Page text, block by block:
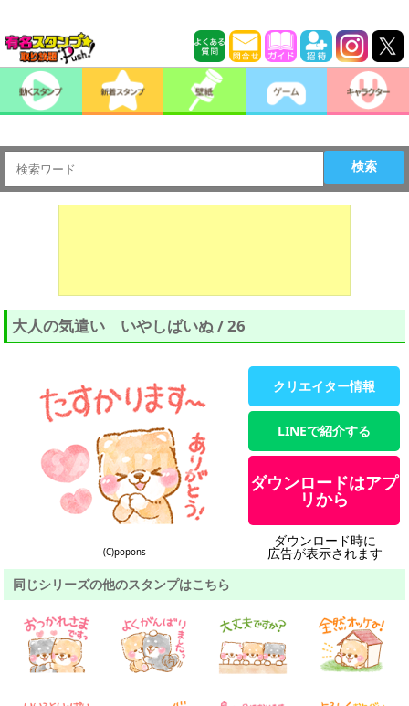
検索
大人の気遣い いやしばいぬ / 26
(C)popons
クリエイター情報
LINEで紹介する
ダウンロードはアプ
リから
ダウンロード時に
広告が表示されます
同じシリーズの他のスタンプはこちら